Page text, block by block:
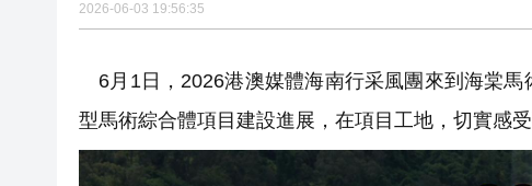
2026-06-03 19:56:35
6月1日，2026港澳媒體海南行采風團來到海棠
型馬術綜合體項目建設進展，在項目工地，切實感